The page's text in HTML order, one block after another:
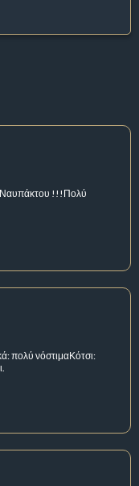
Ναυπάκτου !!!Πολύ
πολύ νόστιμαΚότσι: